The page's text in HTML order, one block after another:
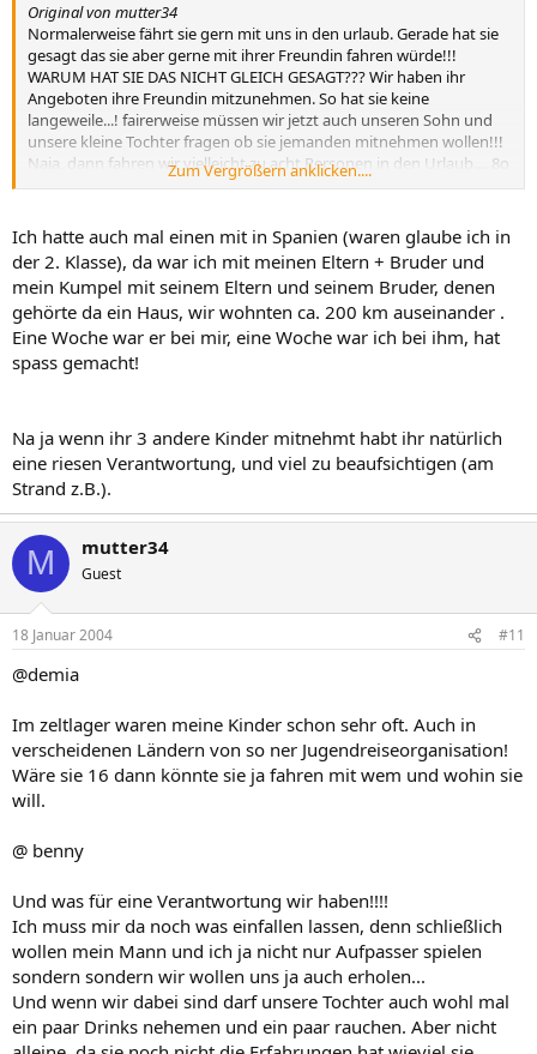
Original von mutter34
Normalerweise fährt sie gern mit uns in den urlaub. Gerade hat sie
gesagt das sie aber gerne mit ihrer Freundin fahren würde!!!
WARUM HAT SIE DAS NICHT GLEICH GESAGT??? Wir haben ihr
Angeboten ihre Freundin mitzunehmen. So hat sie keine
langeweile...! fairerweise müssen wir jetzt auch unseren Sohn und
unsere kleine Tochter fragen ob sie jemanden mitnehmen wollen!!!
Naja, dann fahren wir vielleicht zu acht Personen in den Urlaub.... 8o
Zum Vergrößern anklicken....
Ich hatte auch mal einen mit in Spanien (waren glaube ich in
der 2. Klasse), da war ich mit meinen Eltern + Bruder und
mein Kumpel mit seinem Eltern und seinem Bruder, denen
gehörte da ein Haus, wir wohnten ca. 200 km auseinander .
Eine Woche war er bei mir, eine Woche war ich bei ihm, hat
spass gemacht!
Na ja wenn ihr 3 andere Kinder mitnehmt habt ihr natürlich
eine riesen Verantwortung, und viel zu beaufsichtigen (am
Strand z.B.).
M mutter34
Guest
18 Januar 2004 #11
@demia
Im zeltlager waren meine Kinder schon sehr oft. Auch in
verscheidenen Ländern von so ner Jugendreiseorganisation!
Wäre sie 16 dann könnte sie ja fahren mit wem und wohin sie
will.
@ benny
Und was für eine Verantwortung wir haben!!!!
Ich muss mir da noch was einfallen lassen, denn schließlich
wollen mein Mann und ich ja nicht nur Aufpasser spielen
sondern sondern wir wollen uns ja auch erholen...
Und wenn wir dabei sind darf unsere Tochter auch wohl mal
ein paar Drinks nehemen und ein paar rauchen. Aber nicht